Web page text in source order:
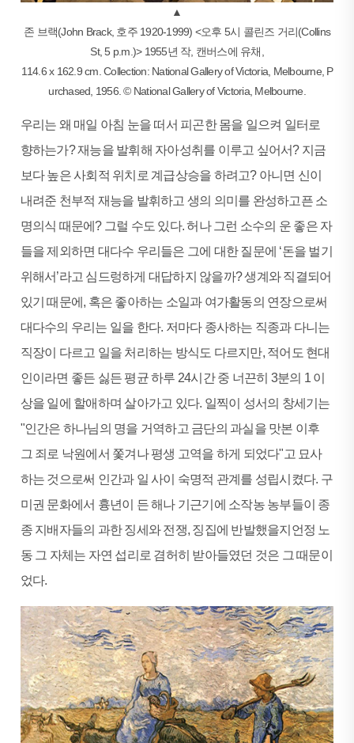
▲
존 브랙(John Brack, 호주 1920-1999) <오후 5시 콜린즈 거리(Collins
St, 5 p.m.)> 1955년 작, 캔버스에 유채,
114.6 x 162.9 cm. Collection: National Gallery of Victoria, Melbourne, P
urchased, 1956. © National Gallery of Victoria, Melbourne.
우리는 왜 매일 아침 눈을 떠서 피곤한 몸을 일으켜 일터로
향하는가? 재능을 발휘해 자아성취를 이루고 싶어서? 지금
보다 높은 사회적 위치로 계급상승을 하려고? 아니면 신이
내려준 천부적 재능을 발휘하고 생의 의미를 완성하고픈 소
명의식 때문에? 그럴 수도 있다. 허나 그런 소수의 운 좋은 자
들을 제외하면 대다수 우리들은 그에 대한 질문에 ‘돈을 벌기
위해서’라고 심드렁하게 대답하지 않을까? 생계와 직결되어
있기 때문에, 혹은 좋아하는 소일과 여가활동의 연장으로써
대다수의 우리는 일을 한다. 저마다 종사하는 직종과 다니는
직장이 다르고 일을 처리하는 방식도 다르지만, 적어도 현대
인이라면 좋든 싫든 평균 하루 24시간 중 너끈히 3분의 1 이
상을 일에 할애하며 살아가고 있다. 일찍이 성서의 창세기는
"인간은 하나님의 명을 거역하고 금단의 과실을 맛본 이후
그 죄로 낙원에서 쫓겨나 평생 고역을 하게 되었다"고 묘사
하는 것으로써 인간과 일 사이 숙명적 관계를 성립시켰다. 구
미권 문화에서 흉년이 든 해나 기근기에 소작농 농부들이 종
종 지배자들의 과한 징세와 전쟁, 징집에 반발했을지언정 노
동 그 자체는 자연 섭리로 겸허히 받아들였던 것은 그 때문이
었다.